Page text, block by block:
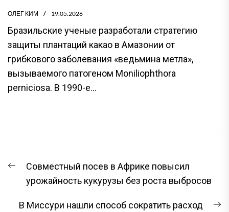
ОЛЕГ КИМ 19.05.2026
Бразильские ученые разработали стратегию
защиты плантаций какао в Амазонии от
грибкового заболевания «ведьмина метла»,
вызываемого патогеном Moniliophthora
perniciosa. В 1990-е...
ПО
ЗАПИСЯМ
Предыдущая
запись:
Совместный посев в Африке повысил
урожайность кукурузы без роста выбросов
В Миссури нашли способ сократить расход